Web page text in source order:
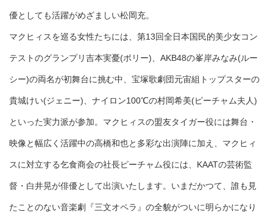
優としても活躍がめざましい松岡充。
マクヒィスを巡る女性たちには、第13回全日本国民的美少女コン
テストのグランプリ吉本実憂(ポリー)、AKB48の峯岸みなみ(ルー
シー)の両名が初舞台に挑む中、宝塚歌劇団元宙組トップスターの
貴城けい(ジェニー)、ナイロン100℃の村岡希美(ピーチャム夫人)
といった実力派が参加。マクヒィスの盟友タイガー役には舞台・
映像と幅広く活躍中の高橋和也と多彩な出演陣に加え、マクヒィ
スに対立する乞食商会の社長ピーチャム役には、KAATの芸術監
督・白井晃が俳優として出演いたします。いまだかつて、誰も見
たことのない音楽劇『三文オペラ』の全貌がついに明らかになり